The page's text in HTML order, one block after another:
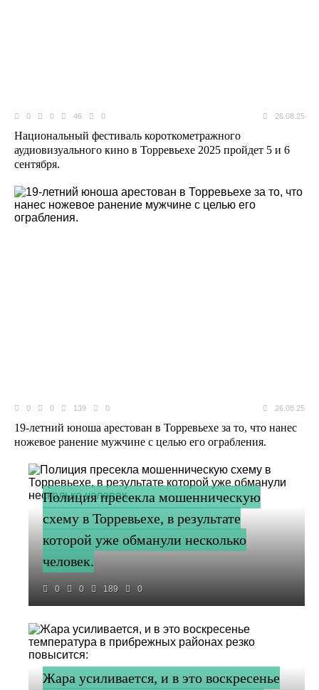
0 0 46 0 26.08.25
Национальный фестиваль короткометражного
аудиовизуального кино в Торревьехе 2025 пройдет 5 и 6
сентября.
0 0 139 0 26.08.25
19-летний юноша арестован в Торревьехе за то, что нанес
ножевое ранение мужчине с целью его ограбления.
Полиция пресекла мошенническую
схему в Торревьехе, в результате
которой уже обманули несколько
человек.
0 0 189 0
Жара усиливается, и в это воскресенье